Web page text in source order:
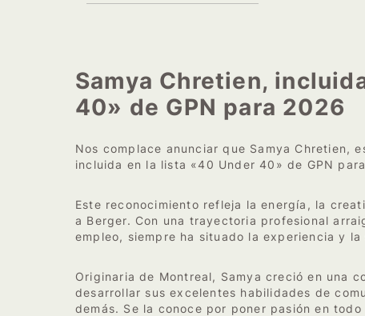
Samya Chretien,
40» de GPN para 2026
Nos complace anunciar que Samya Chretien,
incluida en la lista «40 Under 40» de GPN
Este reconocimiento refleja la energía, la
a Berger. Con una trayectoria profesional
empleo, siempre ha situado la experiencia y
Originaria de Montreal, Samya creció en una
desarrollar sus excelentes habilidades de
demás. Se la conoce por poner pasión en